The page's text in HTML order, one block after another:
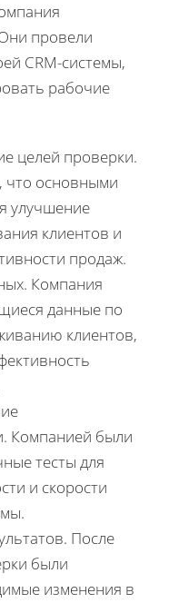
провели
CRM-системы,
рабочие
целей проверки.
что основными
улучшение
клиентов и
продаж.
Компания
данные по
клиентов,
Компанией были
тесты для
и скорости
После
были
изменения в